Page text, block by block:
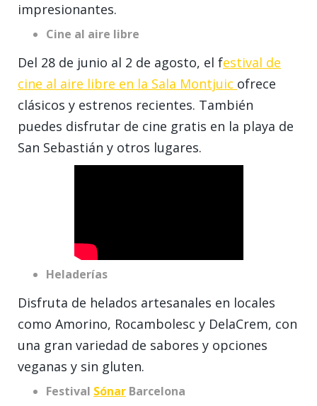
impresionantes.
Cine al aire libre
Del 28 de junio al 2 de agosto, el festival de
cine al aire libre en la Sala Montjuic ofrece
clásicos y estrenos recientes. También
puedes disfrutar de cine gratis en la playa de
San Sebastián y otros lugares.
Heladerías
Disfruta de helados artesanales en locales
como Amorino, Rocambolesc y DelaCrem, con
una gran variedad de sabores y opciones
veganas y sin gluten.
Festival Sónar Barcelona